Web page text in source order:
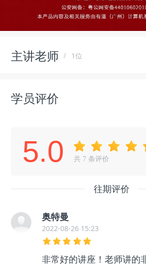
主讲老师 1位
学员评价
5.0 共 7 条评价
往期评价
奥特曼
2022-08-26 15:23
非常好的讲座！老师讲的